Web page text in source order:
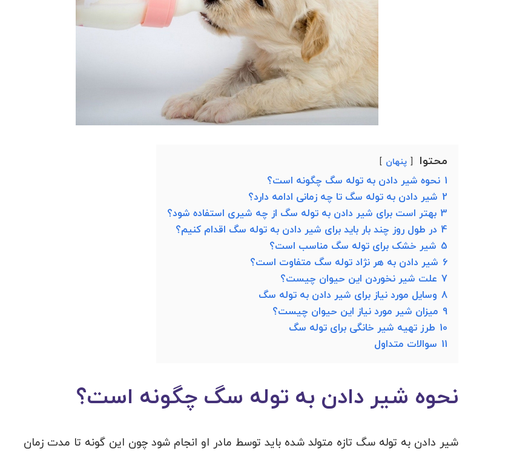
محتوا پنهان
1 نحوه شیر دادن به توله سگ چگونه است؟
2 شیر دادن به توله سگ تا چه زمانی ادامه دارد؟
3 بهتر است برای شیر دادن به توله سگ از چه شیری استفاده شود؟
4 در طول روز چند بار باید برای شیر دادن به توله سگ اقدام کنیم؟
5 شیر خشک برای توله سگ مناسب است؟
6 شیر دادن به هر نژاد توله سگ متفاوت است؟
7 علت شیر نخوردن این حیوان چیست؟
8 وسایل مورد نیاز برای شیر دادن به توله سگ
9 میزان شیر مورد نیاز این حیوان چیست؟
10 طرز تهیه شیر خانگی برای توله سگ
11 سوالات متداول
نحوه شیر دادن به توله سگ چگونه است؟
شیر دادن به توله سگ تازه متولد شده باید توسط مادر او انجام شود چون این گونه تا مدت زمان